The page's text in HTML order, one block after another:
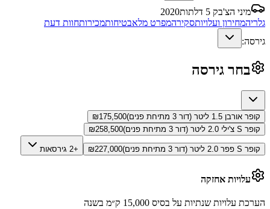
מיני הצ'בק 5 דלתות
2020
גלריהמחירון ועלויותסקירהמפרט מלאבטיחותמכירותחוות דעת
גירסה:
בחר גירסה
קופר אורבן 1.5 ליטר (דור 3 מתיחת פנים) ₪175,500
קופר S צ'ילי 2.0 ליטר (דור 3 מתיחת פנים)
₪258,500
קופר S פפר 2.0 ליטר (דור 3 מתיחת פנים) ₪227,000 +2 גירסאות
עלויות אחזקה
הערכת עלויות שנתיות על בסיס 15,000 ק״מ בשנה